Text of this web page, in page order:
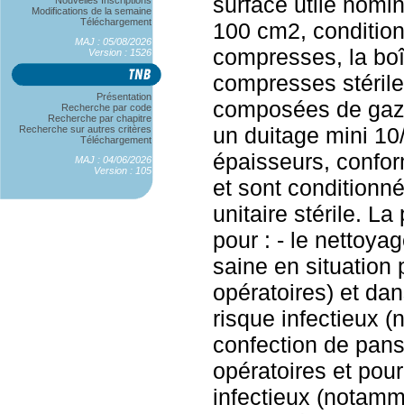
Modifications de la semaine
Téléchargement
MAJ : 05/08/2026
Version : 1526
Présentation
Recherche par code
Recherche par chapitre
Recherche sur autres critères
Téléchargement
MAJ : 04/06/2026
Version : 105
100 cm2,
compresses, la
compresses
composées de
un duitage mini
épaisseurs,
et sont
unitaire stérile. La
pour : - le
saine en situation
opératoires) et
risque infectieux
confection de
opératoires et
infectieux